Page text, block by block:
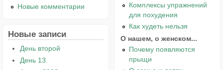
Новые комментарии
Новые записи
День второй
День 13.
Комплексы упражнений
для похудения
Как худеть нельзя
О нашем, о женском...
Почему появляются
прыщи